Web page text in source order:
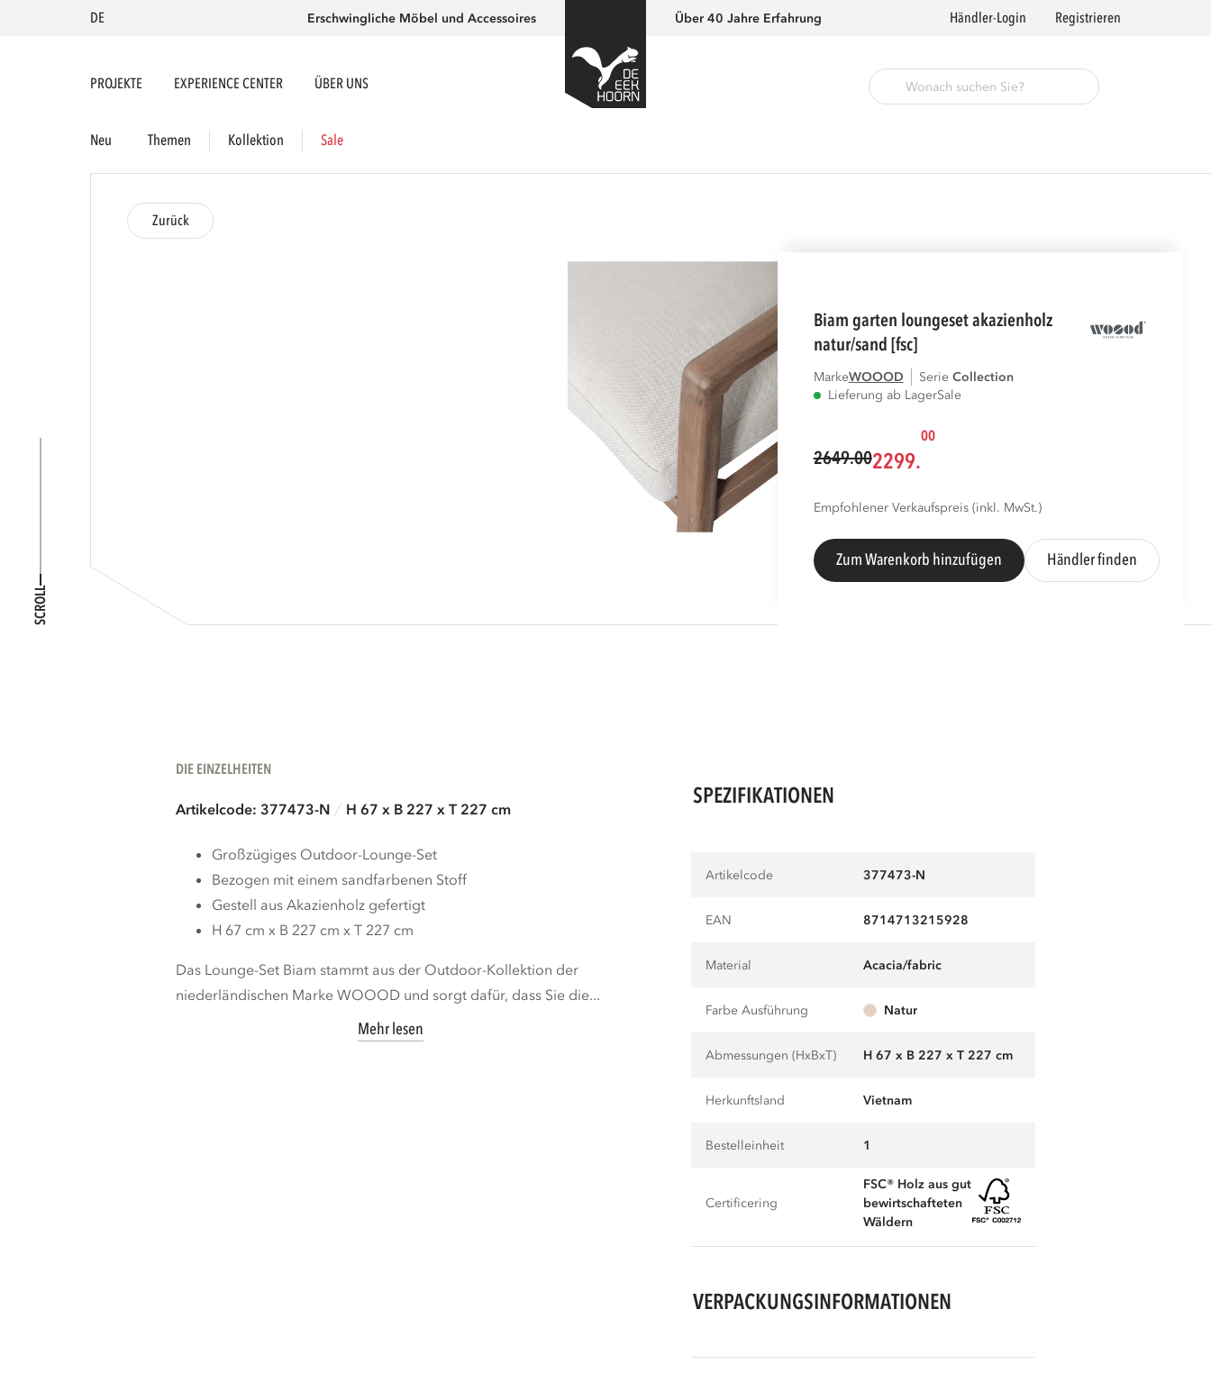
DE Erschwingliche Möbel und Accessoires Über 40 Jahre Erfahrung Händler-Login Registrieren
PROJEKTE EXPERIENCE CENTER ÜBER UNS
Neu Themen Kollektion Sale
SCROLL
Zurück
biam garten loungeset akazienholz
natur/sand [fsc]
MarkeWOOOD Serie
collection
Lieferung ab LagerSale
2649.002299.
00
Empfohlener Verkaufspreis (inkl. MwSt.)
Zum Warenkorb hinzufügen Händler finden
DIE EINZELHEITEN
Artikelcode: 377473-N H 67 x B 227 x T 227 cm
Großzügiges Outdoor-Lounge-Set
Bezogen mit einem sandfarbenen Stoff
Gestell aus Akazienholz gefertigt
H 67 cm x B 227 cm x T 227 cm
Das Lounge-Set Biam stammt aus der Outdoor-Kollektion der
niederländischen Marke WOOOD und sorgt dafür, dass Sie die...
Mehr lesen
SPEZIFIKATIONEN
Artikelcode 377473-N
EAN 8714713215928
Material acacia/fabric
Farbe Ausführung natur
Abmessungen (HxBxT) H 67 x B 227 x T 227 cm
Herkunftsland Vietnam
Bestelleinheit 1
Certificering
FSC® Holz aus gut
bewirtschafteten
Wäldern
VERPACKUNGSINFORMATIONEN